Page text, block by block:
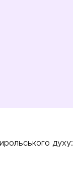
духу: